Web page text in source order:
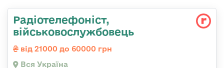
Радіотелефоніст,
військовослужбовець
від 21000 до 60000 грн
Вся Україна